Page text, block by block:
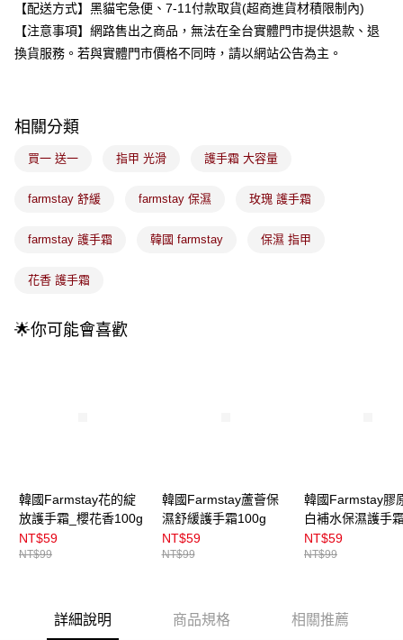
【大哥付你分期使用說明】
1.本服務由台灣大哥大提供，台灣大哥大用戶可立即使用無須另外申請。
3.實際核准額度、可分期數及費用金額請依後續交易確認頁面所載為準。
4.訂單成立30分鐘內，如未前往確認交易或遇審核未通過，訂單將自動取
消。如遇「轉專審核」未通過狀況，表示未達大哥付你分期系統評分，恕無
1.分期款項不併入電信帳單，「大哥付你分期」於每月結算日後寄送繳費提
2.透過簡訊連結打開帳單後，可選擇「超商條碼／台灣大直營門市／銀行轉
【注意事項】
買賣價金債權讓與本公司後，依約使用本公司帳單繳交帳款。
ATM付款
全家取貨付款
每筆NT$100，滿NT$899(含以上)免運費
每筆NT$100，滿NT$899(含以上)免運費
7-11取貨付款
每筆NT$100，滿NT$899(含以上)免運費
每筆NT$100，滿NT$399(含以上)免運費
【配送方式】黑貓宅急便、7-11付款取貨(超商進貨材積限制內)
【注意事項】網路售出之商品，無法在全台實體門市提供退款、退
換貨服務。若與實體門市價格不同時，請以網站公告為主。
相關分類
買一 送一 指甲 光滑 護手霜 大容量
farmstay 舒緩 farmstay 保濕 玫瑰 護手霜
farmstay 護手霜 韓國 farmstay 保濕 指甲
花香 護手霜
🌟你可能會喜歡
韓國Farmstay花的綻
放護手霜_櫻花香100g
NT$59
NT$99
韓國Farmstay蘆薈保
濕舒緩護手霜100g
NT$59
NT$99
韓國Farmstay膠
白補水保濕護手
100g
NT$59
NT$99
詳細說明 商品規格 相關推薦